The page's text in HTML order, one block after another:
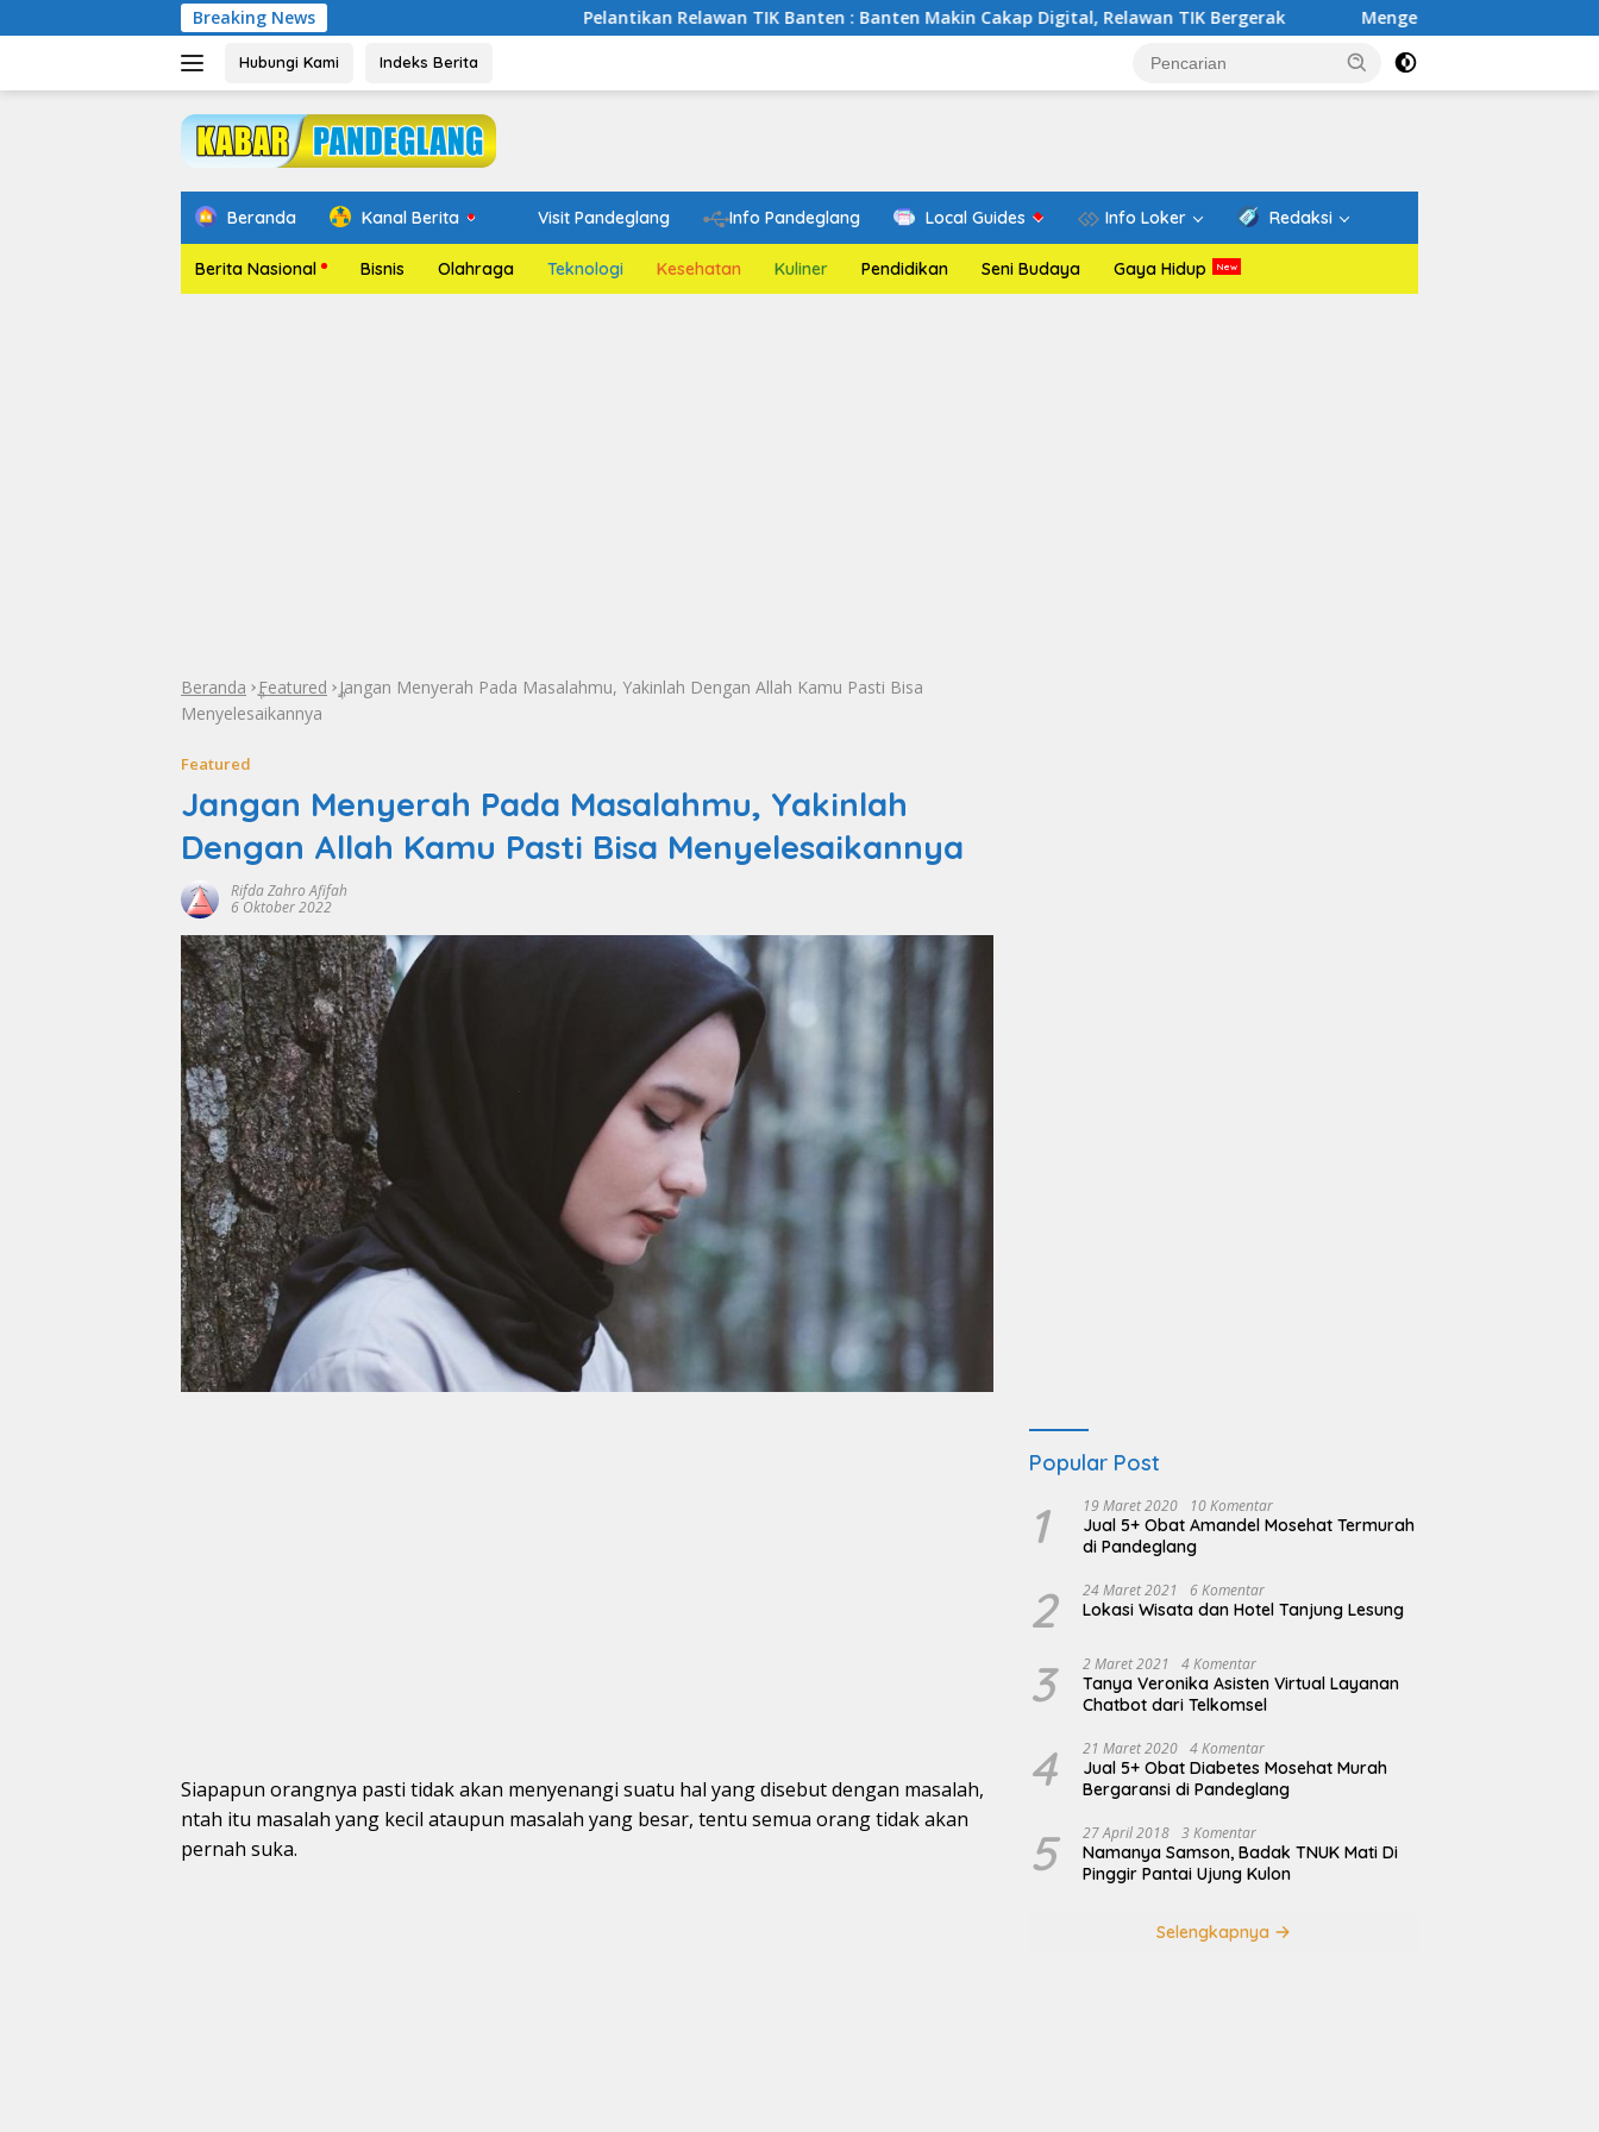
ke
Breaking News Pelantikan Relawan TIK Banten : Banten Makin Cakap Digital, Relawan TIK Bergerak Mengenal Website Resmi PAFI: Wadah
Hubungi Kami Indeks Berita
Beranda Kanal Berita Visit Pandeglang Info Pandeglang Local Guides Info Loker Redaksi
Berita Nasional Bisnis Olahraga Teknologi Kesehatan Kuliner Pendidikan Seni Budaya Gaya Hidup
Beranda »Featured »Jangan Menyerah Pada Masalahmu, Yakinlah Dengan Allah Kamu Pasti Bisa
Menyelesaikannya
Featured
Jangan Menyerah Pada Masalahmu, Yakinlah
Dengan Allah Kamu Pasti Bisa Menyelesaikannya
Rifda Zahro Afifah
6 Oktober 2022
Siapapun orangnya pasti tidak akan menyenangi suatu hal yang disebut dengan masalah,
ntah itu masalah yang kecil ataupun masalah yang besar, tentu semua orang tidak akan
pernah suka.
Popular Post
1 19 Maret 2020 10 Komentar
Jual 5+ Obat Amandel Mosehat Termurah
di Pandeglang
2 24 Maret 2021 6 Komentar
Lokasi Wisata dan Hotel Tanjung Lesung
3 2 Maret 2021 4 Komentar
Tanya Veronika Asisten Virtual Layanan
Chatbot dari Telkomsel
4 21 Maret 2020 4 Komentar
Jual 5+ Obat Diabetes Mosehat Murah
Bergaransi di Pandeglang
5 27 April 2018 3 Komentar
Namanya Samson, Badak TNUK Mati Di
Pinggir Pantai Ujung Kulon
Selengkapnya